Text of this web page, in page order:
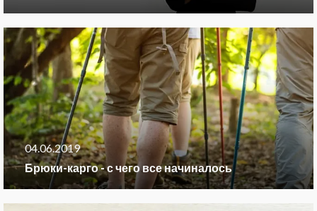
04.06.2019
Брюки-карго - с чего все начиналось